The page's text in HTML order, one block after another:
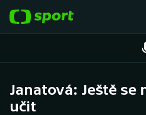
Hokej
Janatová: Ještě se
učit